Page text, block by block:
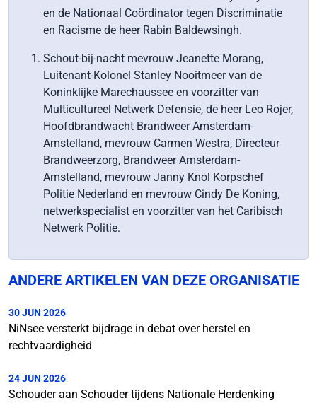
en de Nationaal Coördinator tegen Discriminatie
en Racisme de heer Rabin Baldewsingh.
Schout-bij-nacht mevrouw Jeanette Morang,
Luitenant-Kolonel Stanley Nooitmeer van de
Koninklijke Marechaussee en voorzitter van
Multicultureel Netwerk Defensie, de heer Leo Rojer,
Hoofdbrandwacht Brandweer Amsterdam-
Amstelland, mevrouw Carmen Westra, Directeur
Brandweerzorg, Brandweer Amsterdam-
Amstelland, mevrouw Janny Knol Korpschef
Politie Nederland en mevrouw Cindy De Koning,
netwerkspecialist en voorzitter van het Caribisch
Netwerk Politie.
ANDERE ARTIKELEN VAN DEZE ORGANISATIE
30 JUN 2026
NiNsee versterkt bijdrage in debat over herstel en
rechtvaardigheid
24 JUN 2026
Schouder aan Schouder tijdens Nationale Herdenking